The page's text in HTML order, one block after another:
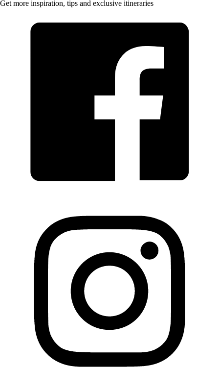
Get more inspiration, tips and exclusive itineraries